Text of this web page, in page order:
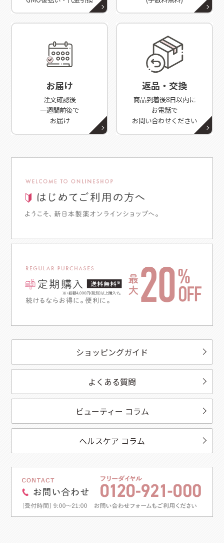
お届け
注文確認後
一週間前後で
お届け
返品・交換
商品到着後8日以内に
お電話で
お問い合わせください
ショッピングガイド
よくある質問
ビューティー コラム
ヘルスケア コラム